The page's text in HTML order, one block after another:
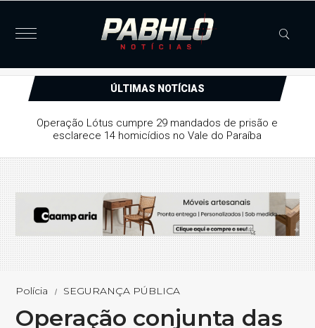
ÚLTIMAS NOTÍCIAS
Operação Lótus cumpre 29 mandados de prisão e
esclarece 14 homicídios no Vale do Paraíba
Polícia SEGURANÇA PÚBLICA
Operação conjunta das